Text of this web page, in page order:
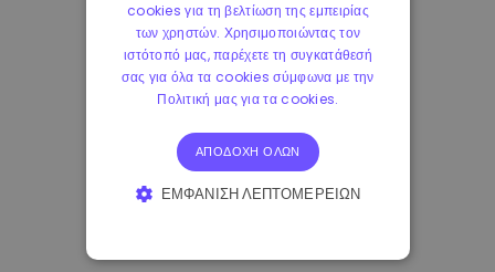
cookies για τη βελτίωση της εμπειρίας
των χρηστών. Χρησιμοποιώντας τον
ιστότοπό μας, παρέχετε τη συγκατάθεσή
σας για όλα τα cookies σύμφωνα με την
Πολιτική μας για τα cookies.
ΑΠΟΔΟΧΉ ΌΛΩΝ
ΕΜΦΆΝΙΣΗ ΛΕΠΤΟΜΕΡΕΙΏΝ